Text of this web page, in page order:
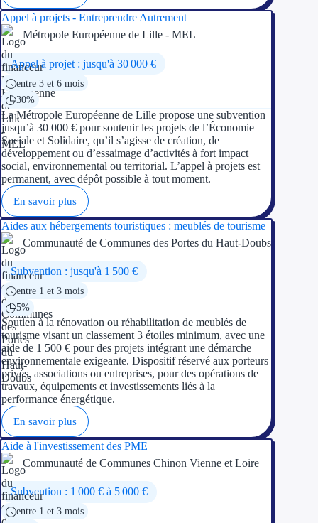
Appel à projets - Entreprendre Autrement
Métropole Européenne de Lille - MEL
Appel à projet : jusqu'à 30 000 €
entre 3 et 6 mois
30%
La Métropole Européenne de Lille propose une subvention
jusqu’à 30 000 € pour soutenir les projets de l’Économie
Sociale et Solidaire, qu’il s’agisse de création, de
développement ou d’essaimage d’activités à fort impact
social, environnemental ou territorial. L’appel à projets est
permanent, avec dépôt possible à tout moment.
En savoir plus
Aides aux hébergements touristiques : meublés de tourisme
Communauté de Communes des Portes du Haut-Doubs
Subvention : jusqu'à 1 500 €
entre 1 et 3 mois
5%
Soutien à la rénovation ou réhabilitation de meublés de
tourisme visant un classement 3 étoiles minimum, avec une
aide de 1 500 € pour des projets intégrant une démarche
environnementale exigeante. Dispositif réservé aux porteurs
privés, associations ou entreprises, pour des opérations de
travaux, équipements et investissements liés à la
performance énergétique.
En savoir plus
Aide à l'investissement des PME
Communauté de Communes Chinon Vienne et Loire
Subvention : 1 000 € à 5 000 €
entre 1 et 3 mois